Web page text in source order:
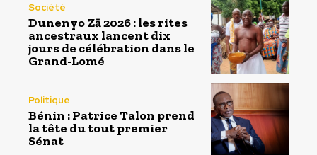
Société
Dunenyo Zā 2026 : les rites
ancestraux lancent dix
jours de célébration dans le
Grand-Lomé
Politique
Bénin : Patrice Talon prend
la tête du tout premier
Sénat